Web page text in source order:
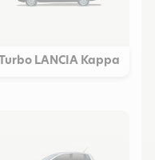
Turbo LANCIA Kappa